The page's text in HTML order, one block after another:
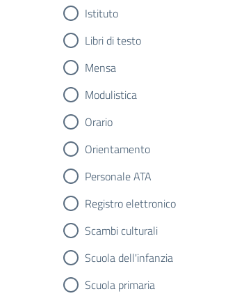
Istituto
Libri di testo
Mensa
Modulistica
Orario
Orientamento
Personale ATA
Registro elettronico
Scambi culturali
Scuola dell'infanzia
Scuola primaria